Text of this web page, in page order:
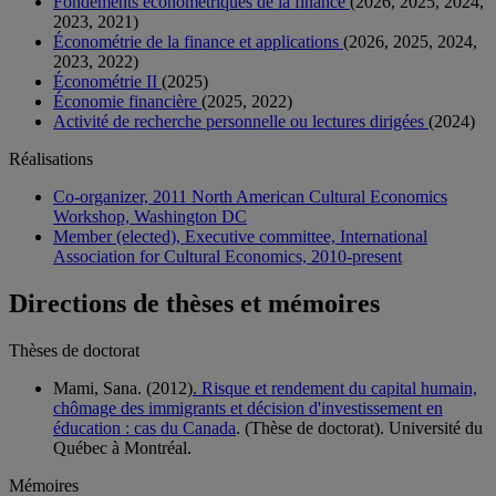
2023, 2021)
Économétrie de la finance et applications (2026, 2025, 2024,
2023, 2022)
Économétrie II (2025)
Économie financière (2025, 2022)
Activité de recherche personnelle ou lectures dirigées (2024)
Réalisations
Co-organizer, 2011 North American Cultural Economics
Workshop, Washington DC
Member (elected), Executive committee, International
Association for Cultural Economics, 2010-present
Directions de thèses et mémoires
Thèses de doctorat
Mami, Sana. (2012). Risque et rendement du capital humain,
chômage des immigrants et décision d'investissement en
éducation : cas du Canada. (Thèse de doctorat). Université du
Québec à Montréal.
Mémoires